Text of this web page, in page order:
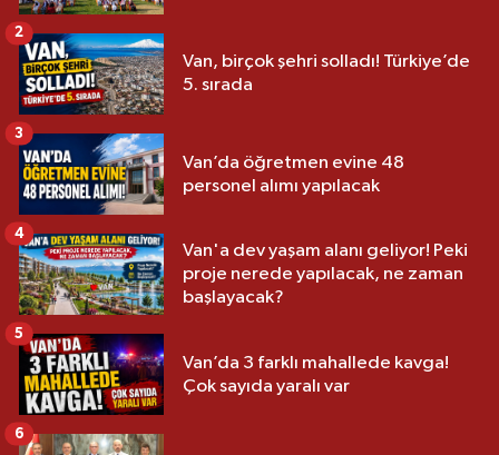
Van, birçok şehri solladı! Türkiye’de
5. sırada
2
Van’da öğretmen evine 48
personel alımı yapılacak
3
Van'a dev yaşam alanı geliyor! Peki
proje nerede yapılacak, ne zaman
başlayacak?
4
Van’da 3 farklı mahallede kavga!
Çok sayıda yaralı var
5
6